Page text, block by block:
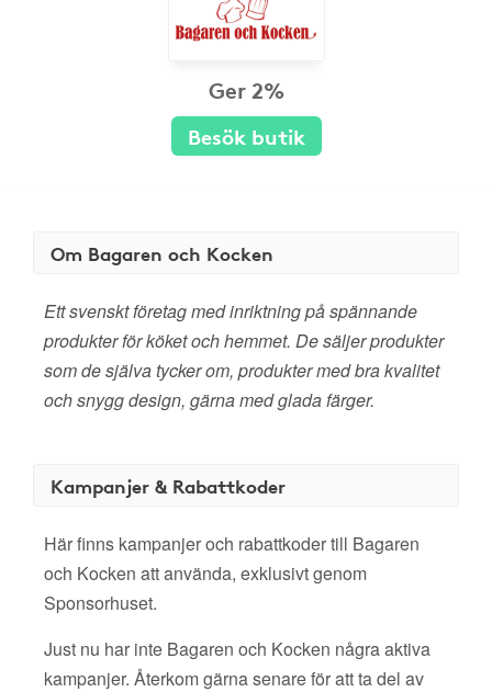
Ger 2%
Besök butik
Om Bagaren och Kocken
Ett svenskt företag med inriktning på spännande
produkter för köket och hemmet. De säljer produkter
som de själva tycker om, produkter med bra kvalitet
och snygg design, gärna med glada färger.
Kampanjer & Rabattkoder
Här finns kampanjer och rabattkoder till Bagaren
och Kocken att använda, exklusivt genom
Sponsorhuset.
Just nu har inte Bagaren och Kocken några aktiva
kampanjer. Återkom gärna senare för att ta del av